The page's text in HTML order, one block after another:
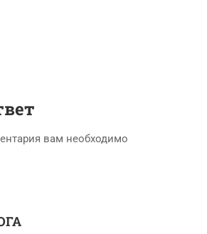
вам необходимо